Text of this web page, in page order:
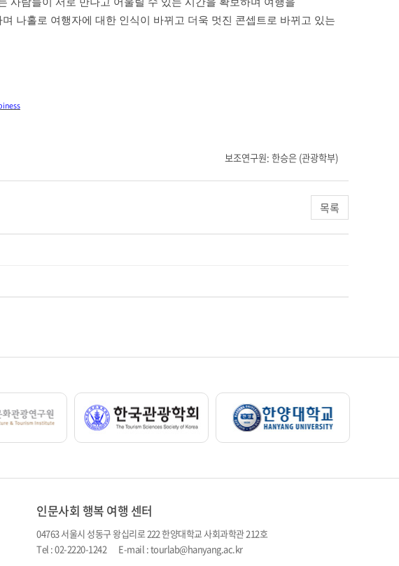
나홀로 여행자에 대한 인식이 바뀌고 더욱 멋진 콘셉트로 바뀌고 있는
보조연구원: 한승은 (관광학부)
목록
인문사회 행복 여행 센터
04763 서울시 성동구 왕십리로 222 한양대학교 사회과학관 212호
Tel : 02-2220-1242 E-mail : tourlab@hanyang.ac.kr